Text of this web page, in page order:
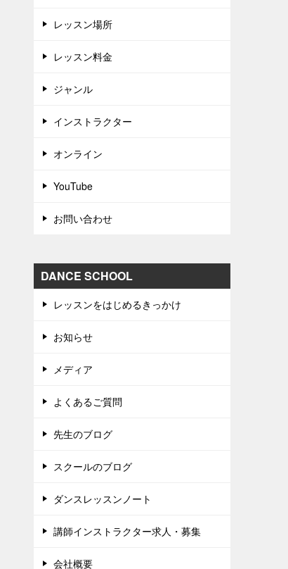
レッスン場所
レッスン料金
ジャンル
インストラクター
オンライン
YouTube
お問い合わせ
DANCE SCHOOL
レッスンをはじめるきっかけ
お知らせ
メディア
よくあるご質問
先生のブログ
スクールのブログ
ダンスレッスンノート
講師インストラクター求人・募集
会社概要